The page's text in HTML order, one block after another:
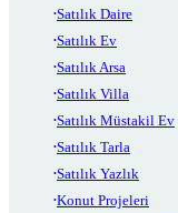
Satılık Daire
Satılık Ev
Satılık Arsa
Satılık Villa
Satılık Müstakil Ev
Satılık Tarla
Satılık Yazlık
Konut Projeleri